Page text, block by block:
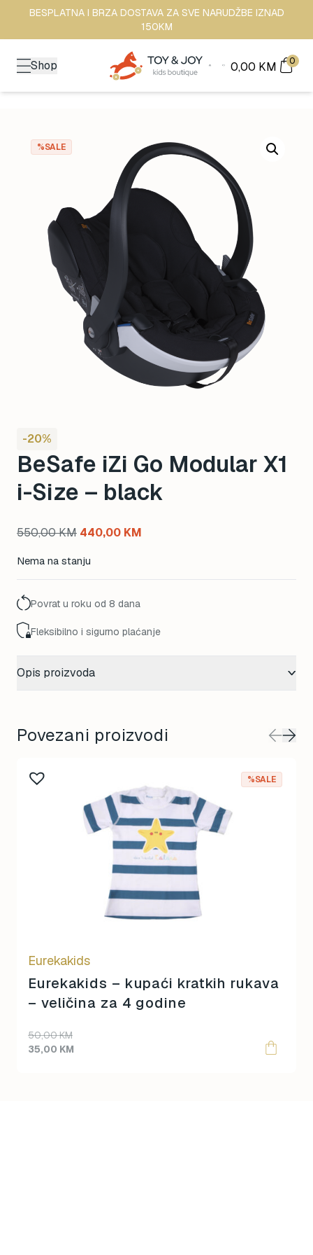
BESPLATNA I BRZA DOSTAVA ZA SVE NARUDŽBE IZNAD
150KM
Shop 0,00 KM 0
%SALE
-20%
BeSafe iZi Go Modular X1
i-Size – black
550,00KM Original
440,00 KM
Nema na stanju
Povrat u roku od 8 dana
Fleksibilno i sigurno plaćanje
Opis proizvoda
Povezani proizvodi
%SALE
Eurekakids
Eurekakids – kupaći kratkih rukava
– veličina za 4 godine
50,00KM
Original
price
35,00 KM
Current
price